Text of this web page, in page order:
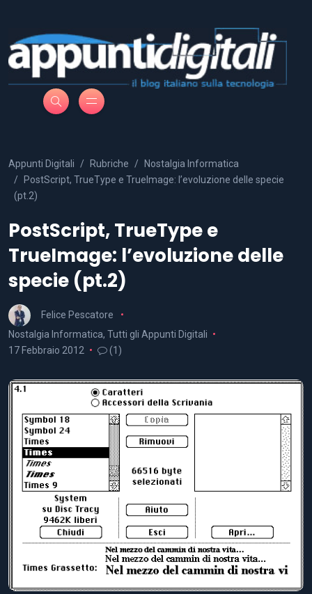
Appunti Digitali Rubriche
Nostalgia Informatica
PostScript, TrueType e TrueImage: l’evoluzione delle specie
(pt.2)
PostScript, TrueType e
TrueImage: l’evoluzione delle
specie (pt.2)
Felice Pescatore
Nostalgia Informatica, Tutti gli Appunti Digitali
17 Febbraio 2012
(1)